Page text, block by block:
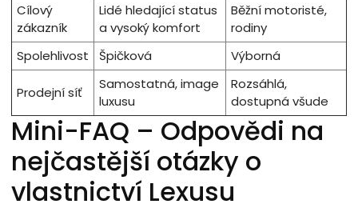
Cílový
zákazník
Lidé hledající status
a vysoký komfort
Běžní motoristé,
rodiny
Spolehlivost
Špičková Výborná
Prodejní síť
Samostatná, image
luxusu
Rozsáhlá,
dostupná všude
Mini-FAQ – Odpovědi na
nejčastější otázky o
vlastnictví Lexusu